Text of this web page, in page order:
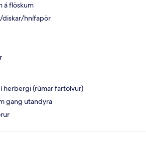
á flöskum
diskar/hnífapör
herbergi (rúmar fartölvur)
gang utandyra